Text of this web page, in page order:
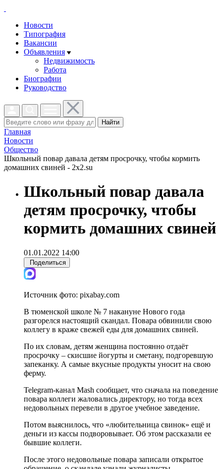
Новости
Типография
Вакансии
Объявления
Недвижимость
Работа
Биографии
Руководство
Найти
Главная
Новости
Общество
Школьный повар давала детям просрочку, чтобы кормить
домашних свиней - 2x2.su
Школьный повар давала
детям просрочку, чтобы
кормить домашних свиней
01.01.2022 14:00
Поделиться
Источник фото: pixabay.com
В тюменской школе № 7 накануне Нового года
разгорелся настоящий скандал. Повара обвинили свою
коллегу в краже свежей еды для домашних свиней.
По их словам, детям женщина постоянно отдаёт
просрочку – скисшие йогурты и сметану, подгоревшую
запеканку. А самые вкусные продукты уносит на свою
ферму.
Telegram-канал Mash сообщает, что сначала на поведение
повара коллеги жаловались директору, но тогда всех
недовольных перевели в другое учебное заведение.
Потом выяснилось, что «любительница свинок» ещё и
деньги из кассы подворовывает. Об этом рассказали ее
бывшие коллеги.
После этого недовольные повара записали открытое